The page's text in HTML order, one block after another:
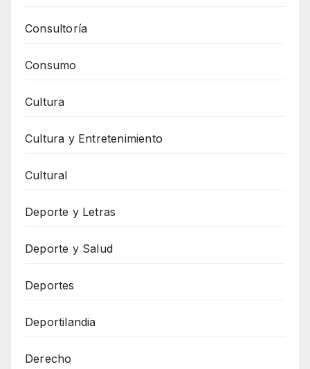
Consultoría
Consumo
Cultura
Cultura y Entretenimiento
Cultural
Deporte y Letras
Deporte y Salud
Deportes
Deportilandia
Derecho